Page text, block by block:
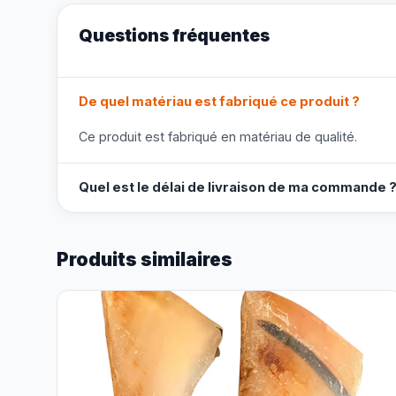
Questions fréquentes
De quel matériau est fabriqué ce produit ?
Ce produit est fabriqué en matériau de qualité.
Quel est le délai de livraison de ma commande ?
Produits similaires